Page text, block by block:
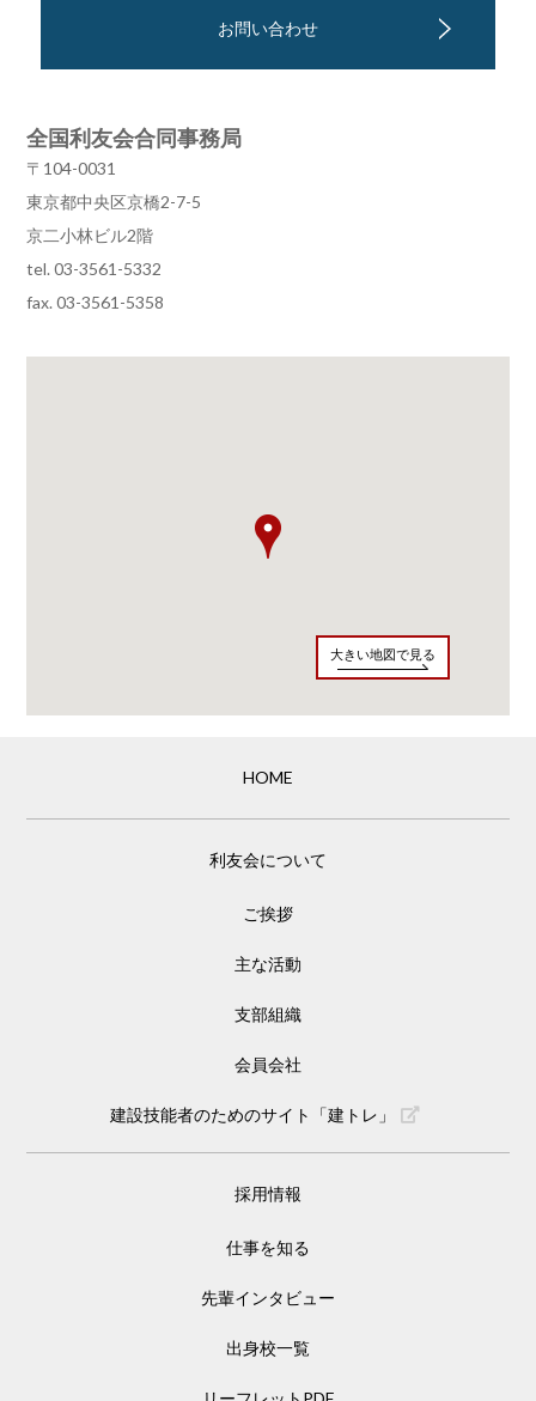
お問い合わせ
全国利友会合同事務局
〒104-0031
東京都中央区京橋2-7-5
京二小林ビル2階
tel. 03-3561-5332
fax. 03-3561-5358
大きい地図で見る
HOME
利友会について
ご挨拶
主な活動
支部組織
会員会社
建設技能者のためのサイト「建トレ」
採用情報
仕事を知る
先輩インタビュー
出身校一覧